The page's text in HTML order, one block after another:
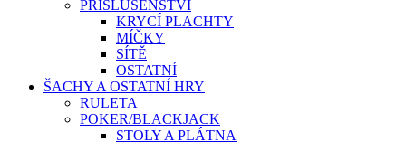
PŘÍSLUŠENSTVÍ
KRYCÍ PLACHTY
MÍČKY
SÍTĚ
OSTATNÍ
ŠACHY A OSTATNÍ HRY
RULETA
POKER/BLACKJACK
STOLY A PLÁTNA